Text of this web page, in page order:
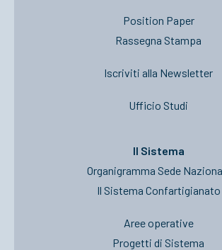
Position Paper
Rassegna Stampa
Iscriviti alla Newsletter
Ufficio Studi
Il Sistema
Organigramma Sede
Il Sistema Confartigianato
Aree operative
Progetti di Sistema